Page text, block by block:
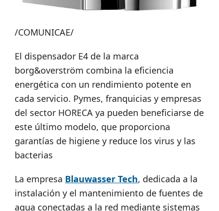
/COMUNICAE/
El dispensador E4 de la marca
borg&overström combina la eficiencia
energética con un rendimiento potente en
cada servicio. Pymes, franquicias y empresas
del sector HORECA ya pueden beneficiarse de
este último modelo, que proporciona
garantías de higiene y reduce los virus y las
bacterias
La empresa Blauwasser Tech, dedicada a la
instalación y el mantenimiento de fuentes de
agua conectadas a la red mediante sistemas